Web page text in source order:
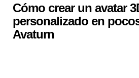
Cómo crear un avatar
personalizado en
Avaturn